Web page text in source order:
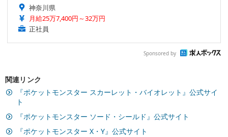
神奈川県
月給25万7,400円～32万円
正社員
Sponsored by
関連リンク
『ポケットモンスター スカーレット・バイオレット』公式サイ
ト
『ポケットモンスター ソード・シールド』公式サイト
『ポケットモンスター X・Y』公式サイト